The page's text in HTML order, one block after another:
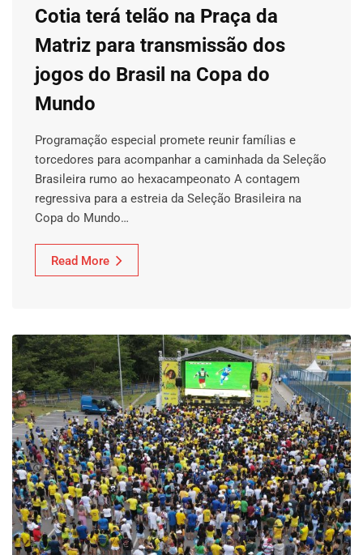
Cotia terá telão na Praça da
Matriz para transmissão dos
jogos do Brasil na Copa do
Mundo
Programação especial promete reunir famílias e
torcedores para acompanhar a caminhada da Seleção
Brasileira rumo ao hexacampeonato A contagem
regressiva para a estreia da Seleção Brasileira na
Copa do Mundo…
Read More